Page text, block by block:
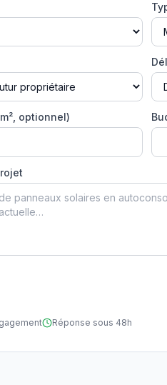
optionnel)
Réponse sous 48h